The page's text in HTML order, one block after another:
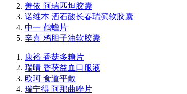
善依 阿瑞匹坦胶囊
诺维本 酒石酸长春瑞滨软胶囊
中一 鹤蟾片
辛喜 鸦胆子油软胶囊
康裕 香菇多糖片
瑞晴 香茯益血口服液
欧珂 食道平散
瑞宁得 阿那曲唑片